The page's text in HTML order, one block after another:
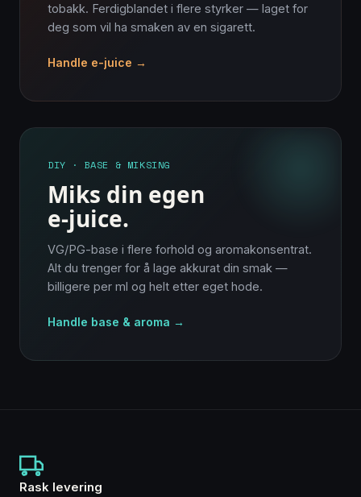
tobakk. Ferdigblandet i flere styrker — laget for
deg som vil ha smaken av en sigarett.
Handle e-juice →
DIY · BASE & MIKSING
Miks din egen
e-juice.
VG/PG-base i flere forhold og aromakonsentrat.
Alt du trenger for å lage akkurat din smak —
billigere per ml og helt etter eget hode.
Handle base & aroma →
Rask levering